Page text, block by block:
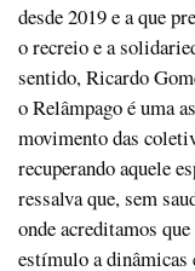
desde 2019 e a que
o recreio e a
sentido, Ricardo
o Relâmpago é uma
movimento das
recuperando aquele
ressalva que, sem
onde acreditamos
estímulo a dinâmicas